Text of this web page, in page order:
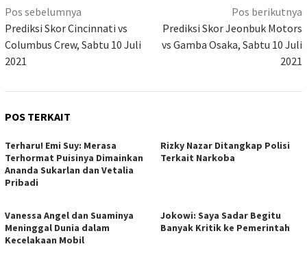
Navigasi
pos
Pos sebelumnya
Prediksi Skor Cincinnati vs
Columbus Crew, Sabtu 10 Juli
2021
Pos berikutnya
Prediksi Skor Jeonbuk Motors
vs Gamba Osaka, Sabtu 10 Juli
2021
POS TERKAIT
Terharu! Emi Suy: Merasa
Terhormat Puisinya Dimainkan
Ananda Sukarlan dan Vetalia
Pribadi
Rizky Nazar Ditangkap Polisi
Terkait Narkoba
Vanessa Angel dan Suaminya
Meninggal Dunia dalam
Kecelakaan Mobil
Jokowi: Saya Sadar Begitu
Banyak Kritik ke Pemerintah